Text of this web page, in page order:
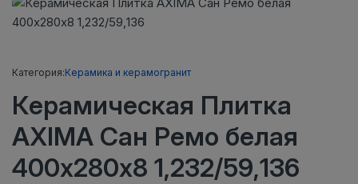
Категория:Керамика и керамогранит
Керамическая Плитка
AXIMA Сан Ремо белая
400х280х8 1,232/59,136